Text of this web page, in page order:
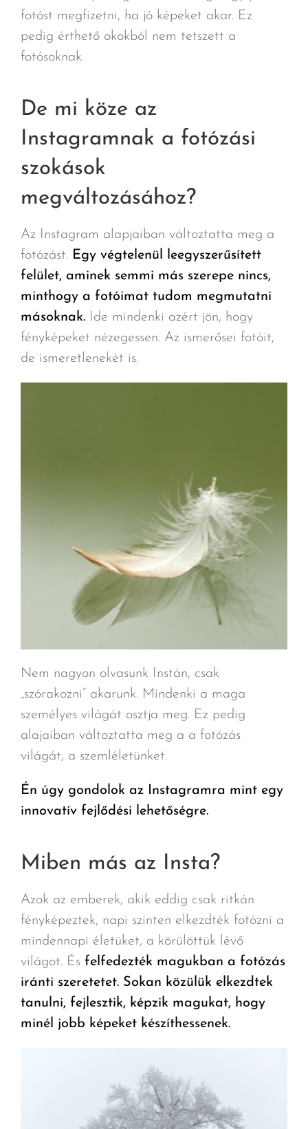
fotóst megfizetni, ha jó képeket akar. Ez
pedig érthető okokból nem tetszett a
fotósoknak.
De mi köze az
Instagramnak a fotózási
szokások
megváltozásához?
Az Instagram alapjaiban változtatta meg a
fotózást. Egy végtelenül leegyszerűsített
felület, aminek semmi más szerepe nincs,
minthogy a fotóimat tudom megmutatni
másoknak.Ide mindenki azért jön, hogy
fényképeket nézegessen. Az ismerősei fotóit,
de ismeretlenekét is.
Nem nagyon olvasunk Instán, csak
„szórakozni” akarunk. Mindenki a maga
személyes világát osztja meg. Ez pedig
alajaiban változtatta meg a a fotózás
világát, a szemléletünket.
Én úgy gondolok az Instagramra mint egy
innovatív fejlődési lehetőségre.
Miben más az Insta?
Azok az emberek, akik eddig csak ritkán
fényképeztek, napi szinten elkezdték fotózni a
mindennapi életüket, a körülöttük lévő
világot. És felfedezték magukban a fotózás
iránti szeretetet. Sokan közülük elkezdtek
tanulni, fejlesztik, képzik magukat, hogy
minél jobb képeket készíthessenek.